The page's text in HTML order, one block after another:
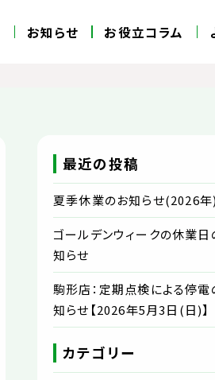
お知らせ お役立コラム
最近の投稿
夏季休業のお知らせ(2026年)
ゴールデンウィークの休業日
知らせ
駒形店：定期点検による停電
知らせ【2026年5月3日(日)】
カテゴリー